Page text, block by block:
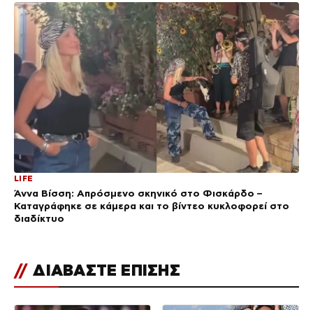
LIFE
Άννα Βίσση: Απρόσμενο σκηνικό στο Φισκάρδο –
Καταγράφηκε σε κάμερα και το βίντεο κυκλοφορεί στο
διαδίκτυο
// ΔΙΑΒΑΣΤΕ ΕΠΙΣΗΣ